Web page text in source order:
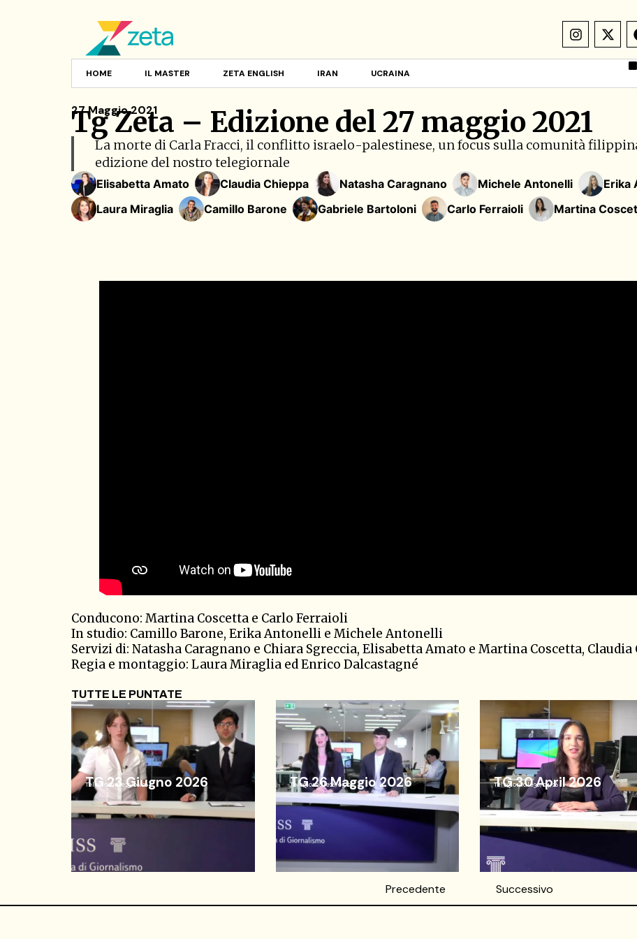
HOME IL MASTER ZETA ENGLISH IRAN UCRAINA
27 Maggio 2021
Tg Zeta – Edizione del 27 maggio 2021
La morte di Carla Fracci, il conflitto israelo-palestinese, un focus sulla comunità
edizione del nostro telegiornale
Elisabetta Amato Claudia Chieppa Natasha Caragnano Michele Antonelli Erika
Laura Miraglia
Camillo Barone Gabriele Bartoloni Carlo Ferraioli Martina
Conducono: Martina Coscetta e Carlo Ferraioli
In studio: Camillo Barone, Erika Antonelli e Michele Antonelli
Servizi di: Natasha Caragnano e Chiara Sgreccia, Elisabetta Amato e Martina Coscetta,
Regia e montaggio: Laura Miraglia ed Enrico Dalcastagné
TG 23 Giugno 2026
Telegiornale23/06/26 TG 26 Maggio 2026
Telegiornale26/05/26 TG 30 April 2026
Telegiornale30/04/26
Precedente Successivo
TUTTE LE PUNTATE